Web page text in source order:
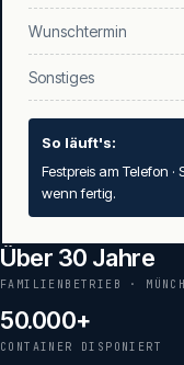
Wunschtermin
Sonstiges
So läuft's:
Festpreis am Telefon
wenn fertig.
Über 30 Jahre
FAMILIENBETRIEB ·
50.000+
CONTAINER DISPONIERT